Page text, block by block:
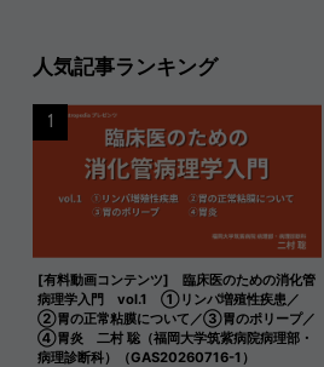
人気記事ランキング
[有料動画コンテンツ] 臨床医のための消化管
病理学入門 vol.1 ①リンパ増殖性疾患／
②胃の正常粘膜について／③胃のポリープ／
④胃炎 二村 聡（福岡大学筑紫病院病理部・
病理診断科）（GAS20260716-1）
1